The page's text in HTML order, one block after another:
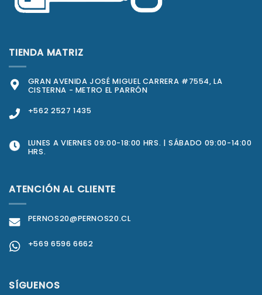
TIENDA MATRIZ
GRAN AVENIDA JOSÉ MIGUEL CARRERA #7554, LA
CISTERNA - METRO EL PARRÓN
+562 2527 1435
LUNES A VIERNES 09:00-18:00 HRS. | SÁBADO 09:00-14:00
HRS.
ATENCIÓN AL CLIENTE
PERNOS20@PERNOS20.CL
+569 6596 6662
SÍGUENOS